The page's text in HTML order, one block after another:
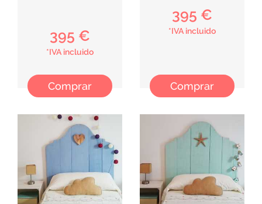
395 €
*IVA incluido
Comprar
395 €
*IVA incluido
Comprar